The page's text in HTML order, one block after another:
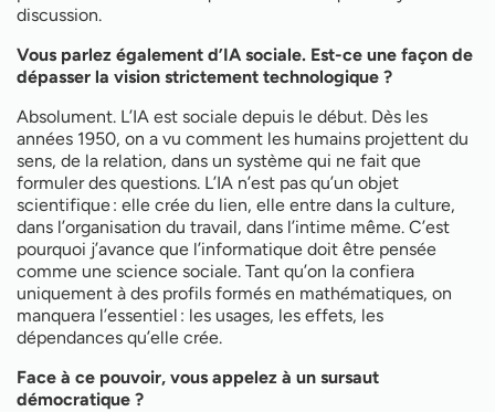
discussion.
Vous parlez également d’IA sociale. Est-ce une façon de
dépasser la vision strictement technologique ?
Absolument. L’IA est sociale depuis le début. Dès les
années 1950, on a vu comment les humains projettent du
sens, de la relation, dans un système qui ne fait que
formuler des questions. L’IA n’est pas qu’un objet
scientifique : elle crée du lien, elle entre dans la culture,
dans l’organisation du travail, dans l’intime même. C’est
pourquoi j’avance que l’informatique doit être pensée
comme une science sociale. Tant qu’on la confiera
uniquement à des profils formés en mathématiques, on
manquera l’essentiel : les usages, les effets, les
dépendances qu’elle crée.
Face à ce pouvoir, vous appelez à un sursaut
démocratique ?